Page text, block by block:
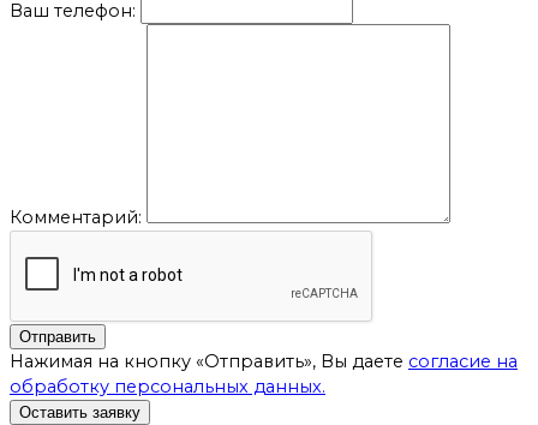
Ваш телефон:
Комментарий:
Отправить
Нажимая на кнопку «Отправить», Вы даете согласие на
обработку персональных данных.
Оставить заявку